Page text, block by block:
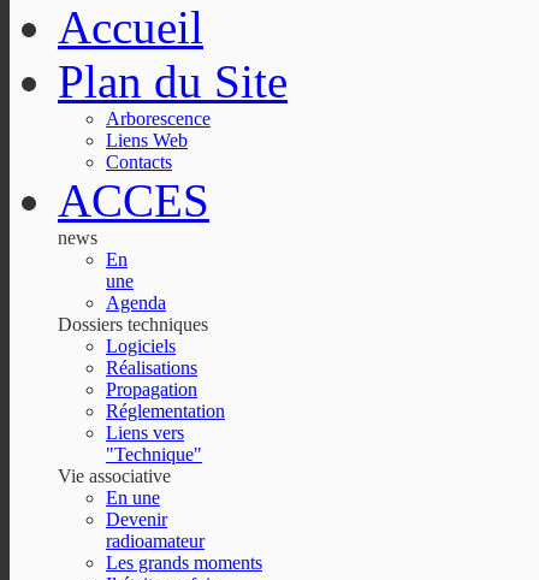
Accueil
Plan du Site
Arborescence
Liens Web
Contacts
ACCES
news
En
une
Agenda
Dossiers techniques
Logiciels
Réalisations
Propagation
Réglementation
Liens vers
"Technique"
Vie associative
En une
Devenir
radioamateur
Les grands moments